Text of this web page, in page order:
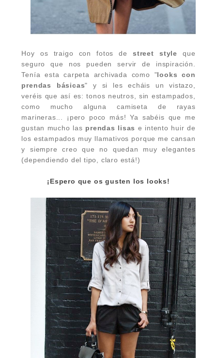
Hoy os traigo con fotos destreet style que
seguro que nos pueden servir de inspiración.
Tenía esta carpeta archivada como "looks con
prendas básicas" y si les echáis un vistazo,
veréis que así es: tonos neutros, sin estampados,
como mucho alguna camiseta de rayas
marineras... ¡pero poco más! Ya sabéis que me
gustan mucho las prendas lisas e intento huir de
los estampados muy llamativos porque me cansan
y siempre creo que no quedan muy elegantes
(dependiendo del tipo, claro está!)
¡Espero que os gusten los looks!